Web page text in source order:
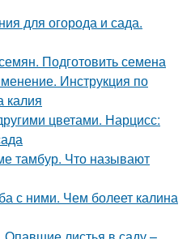
для огорода и сада.
Подготовить семена
Инструкция по
цветами. Нарцисс:
тамбур. Что называют
с ними. Чем болеет калина